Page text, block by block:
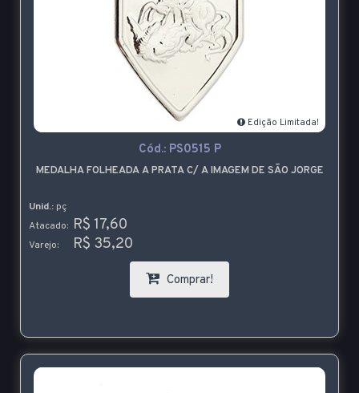
Edição Limitada!
Cód.: PS0515 P
MEDALHA FOLHEADA A PRATA C/ A IMAGEM DE SÃO JORGE
Unid.: pç
Atacado: R$ 17,60
Varejo: R$ 35,20
Comprar!